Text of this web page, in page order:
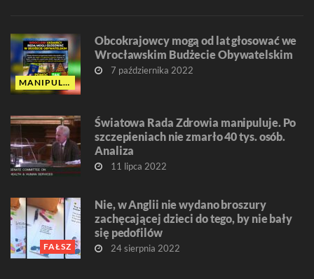
MANIPULACJA
Obcokrajowcy mogą od lat głosować we
Wrocławskim Budżecie Obywatelskim
7 października 2022
Światowa Rada Zdrowia manipuluje. Po
szczepieniach nie zmarło 40 tys. osób.
Analiza
11 lipca 2022
FAŁSZ
Nie, w Anglii nie wydano broszury
zachęcającej dzieci do tego, by nie bały
się pedofilów
24 sierpnia 2022